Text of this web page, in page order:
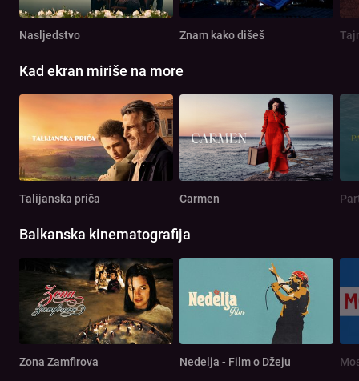
Nasljedstvo Znam kako dišeš
Kad ekran miriše na more
Talijanska priča Carmen
Balkanska kinematografija
Zona Zamfirova Nedelja - Film o Džeju